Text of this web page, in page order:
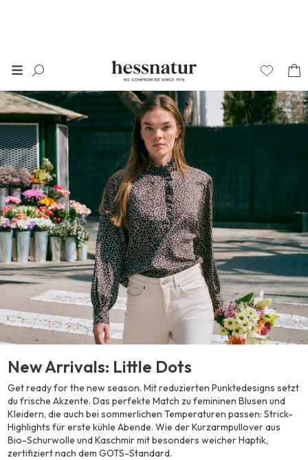
New Arrivals: Little Dots
Get ready for the new season. Mit reduzierten Punktedesigns setzt
du frische Akzente. Das perfekte Match zu femininen Blusen und
Kleidern, die auch bei sommerlichen Temperaturen passen: Strick-
Highlights für erste kühle Abende. Wie der Kurzarmpullover aus
Bio-Schurwolle und Kaschmir mit besonders weicher Haptik,
zertifiziert nach dem GOTS-Standard.